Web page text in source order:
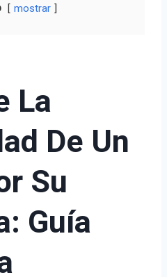
mostrar
La
De Un
Su
Guía